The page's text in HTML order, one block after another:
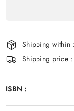
and
delivery
Shipping within :
Shipping price :
ISBN :